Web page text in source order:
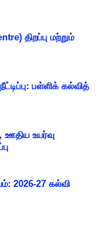
திறப்பு மற்றும்
பள்ளிக் கல்வித்
ஊதிய உயர்வு
2026-27 கல்வி